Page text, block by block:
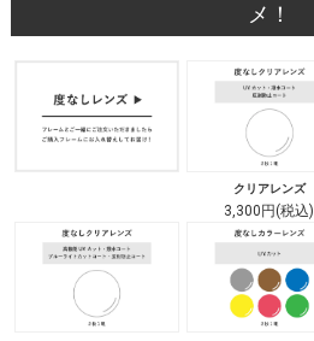
メ！
クリアレンズ
3,300円(税込)